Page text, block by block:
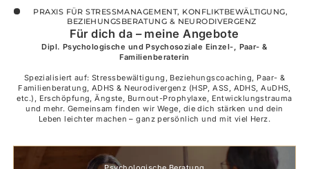
PRAXIS FÜR STRESSMANAGEMENT, KONFLIKTBEWÄLTIGUNG,
BEZIEHUNGSBERATUNG & NEURODIVERGENZ
Für dich da – meine Angebote
Dipl. Psychologische und Psychosoziale Einzel-, Paar- &
Familienberaterin
Spezialisiert auf: Stressbewältigung, Beziehungscoaching, Paar- &
Familienberatung, ADHS & Neurodivergenz (HSP, ASS, ADHS, AuDHS,
etc.), Erschöpfung, Ängste, Burnout-Prophylaxe, Entwicklungstrauma
und mehr. Gemeinsam finden wir Wege, die dich stärken und dein
Leben leichter machen – ganz persönlich und mit viel Herz.